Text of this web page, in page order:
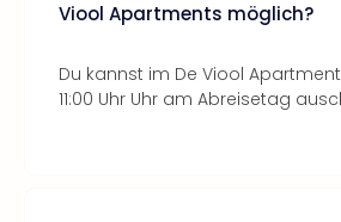
Viool Apartments möglich?
Du kannst im De Viool
11:00 Uhr Uhr am Abreisetag